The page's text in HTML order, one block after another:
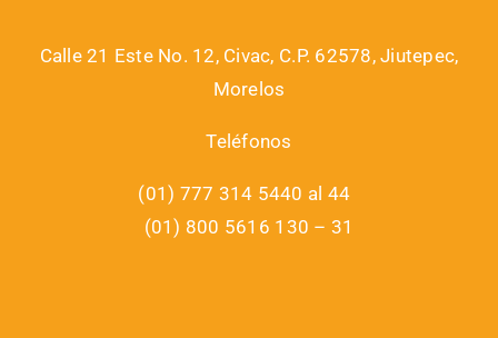
Calle 21 Este No. 12, Civac, C.P. 62578, Jiutepec,
Morelos
Teléfonos
(01) 777 314 5440 al 44
(01) 800 5616 130 – 31